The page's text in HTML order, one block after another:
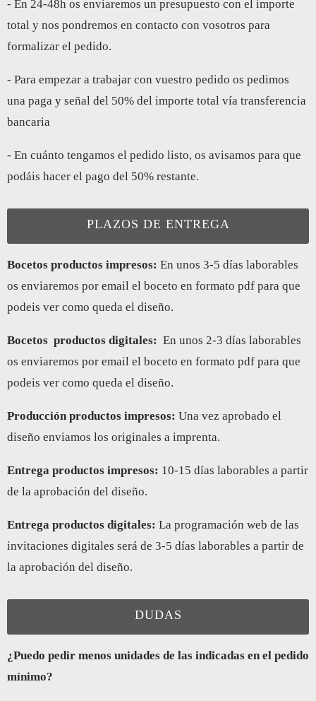
- En 24-48h os enviaremos un presupuesto con el importe
total y nos pondremos en contacto con vosotros para
formalizar el pedido.
- Para empezar a trabajar con vuestro pedido os pedimos
una paga y señal del 50% del importe total vía transferencia
bancaria
- En cuánto tengamos el pedido listo, os avisamos para que
podáis hacer el pago del 50% restante.
PLAZOS DE ENTREGA
Bocetos productos impresos: En unos 3-5 días laborables
os enviaremos por email el boceto en formato pdf para que
podeis ver como queda el diseño.
Bocetos productos digitales: En unos 2-3 días laborables
os enviaremos por email el boceto en formato pdf para que
podeis ver como queda el diseño.
Producción productos impresos: Una vez aprobado el
diseño enviamos los originales a imprenta.
Entrega productos impresos: 10-15 días laborables a partir
de la aprobación del diseño.
Entrega productos digitales: La programación web de las
invitaciones digitales será de 3-5 días laborables a partir de
la aprobación del diseño.
DUDAS
¿Puedo pedir menos unidades de las indicadas en el pedido
mínimo?